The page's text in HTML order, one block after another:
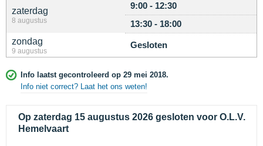
zaterdag
8 augustus
9:00 - 12:30
13:30 - 18:00
zondag
9 augustus
Gesloten
Info laatst gecontroleerd op 29 mei 2018.
Info niet correct? Laat het ons weten!
Op zaterdag 15 augustus 2026 gesloten voor O.L.V.
Hemelvaart